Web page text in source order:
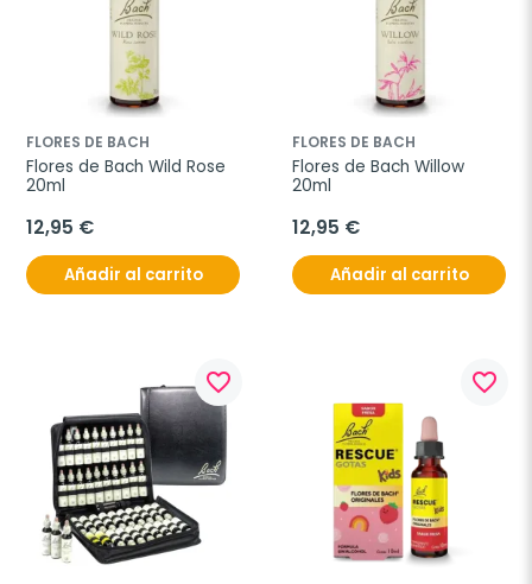
FLORES DE BACH
Flores de Bach Wild Rose
20ml
12,95 €
Añadir al carrito
FLORES DE BACH
Flores de Bach Willow
20ml
12,95 €
Añadir al carrito
favorite_border favorite_border